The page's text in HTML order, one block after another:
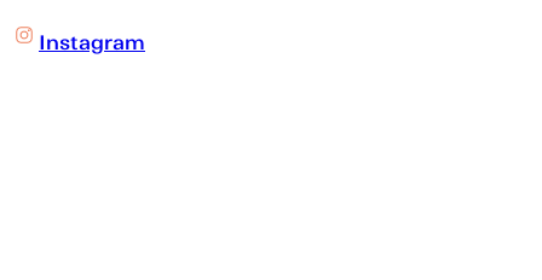
Instagram